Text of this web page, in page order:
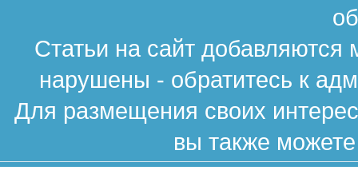
Статьи на сайт
нарушены - обратитесь к
Для размещения своих
вы также